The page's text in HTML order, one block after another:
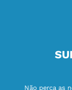
Não perca as